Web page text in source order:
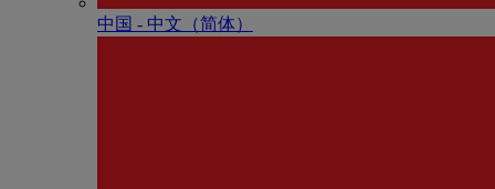
中国 - 中⽂（简体）